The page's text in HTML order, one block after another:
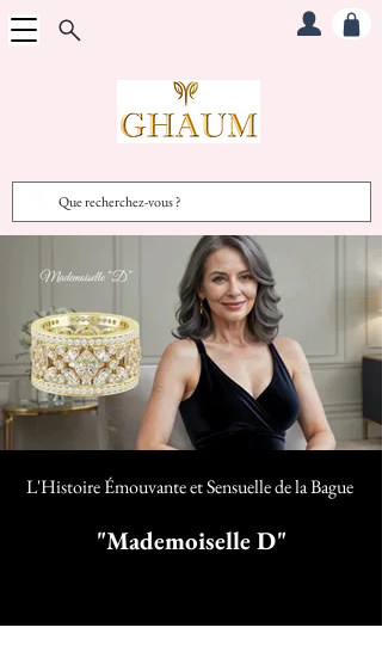
L'Histoire Émouvante et Sensuelle de la Bague
"Mademoiselle D"